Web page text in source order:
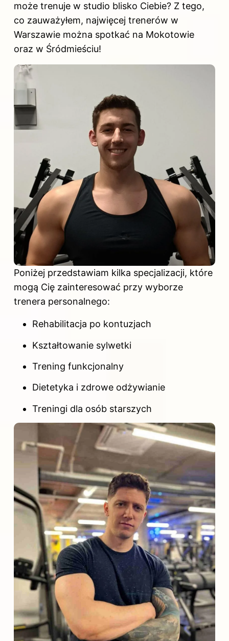
może trenuje w studio blisko Ciebie? Z tego,
co zauważyłem, najwięcej trenerów w
Warszawie można spotkać na Mokotowie
oraz w Śródmieściu!
Poniżej przedstawiam kilka specjalizacji, które
mogą Cię zainteresować przy wyborze
trenera personalnego:
Rehabilitacja po kontuzjach
Kształtowanie sylwetki
Trening funkcjonalny
Dietetyka i zdrowe odżywianie
Treningi dla osób starszych